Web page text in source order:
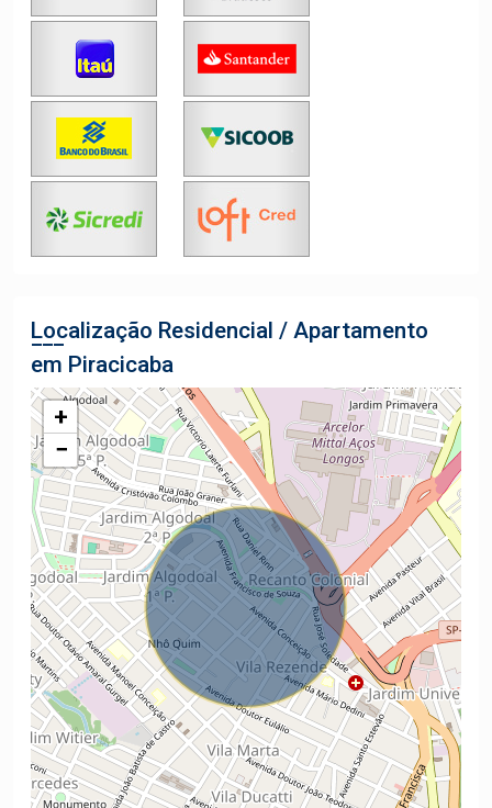
Localização Residencial / Apartamento
em Piracicaba
+
−